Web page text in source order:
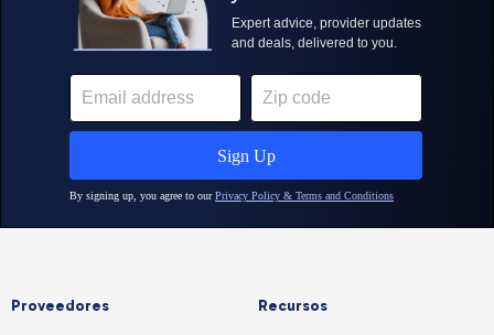
Proveedores Recursos